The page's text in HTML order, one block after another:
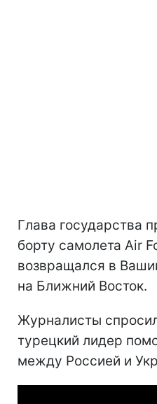
Глава государства
борту самолета Air
возвращался в
на Ближний Восток.
Журналисты
турецкий лидер
между Россией и